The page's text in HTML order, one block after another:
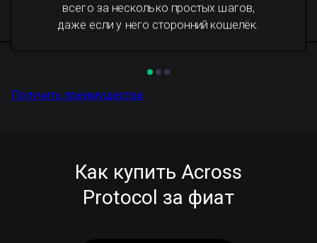
всего за несколько простых шагов,
даже если у него сторонний кошелёк.
Получить преимущества
Как купить Across
Protocol за фиат